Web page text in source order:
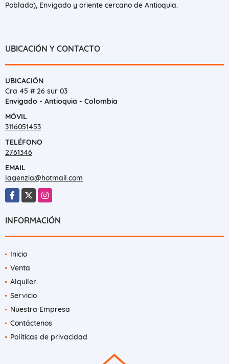
Poblado), Envigado y oriente cercano de Antioquia.
UBICACIÓN Y CONTACTO
UBICACIÓN
Cra 45 # 26 sur 03
Envigado - Antioquia - Colombia
MÓVIL
3116051453
TELÉFONO
2761346
EMAIL
lagenzia@hotmail.com
Facebook
X Instagram
INFORMACIÓN
Inicio
Venta
Alquiler
Servicio
Nuestra Empresa
Contáctenos
Políticas de privacidad